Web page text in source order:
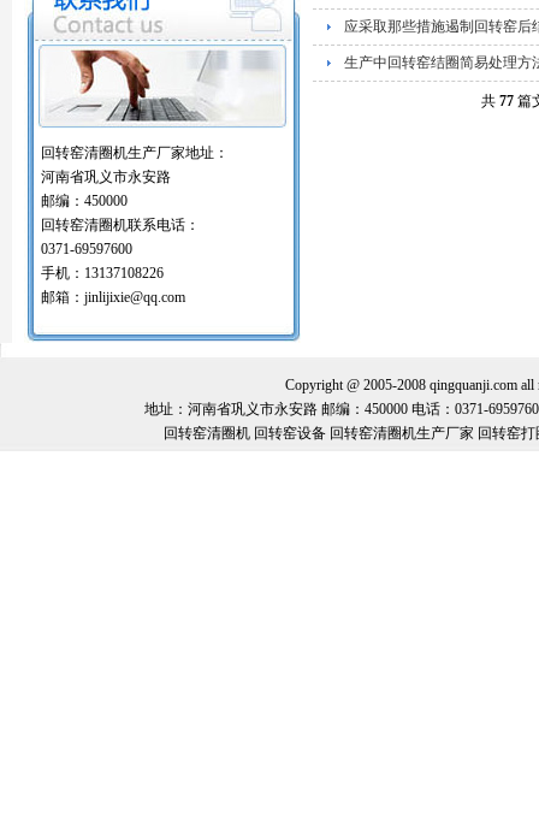
活性石灰回转窑清圈机
窑内一至二十八米窑结圈处理机
回转窑结圈处理专用设备/清圈机/打圈机…
石油支撑剂陶粒砂回转窑清圈机
海棉铁回转窑清圈机
氧化铝熟料回转窑清圈机
莫来石回转窑清圈机
特种水泥回转窑打圈机
褐铁矿回转窑清窑机
赤铁矿回转窑清圈机
氧化镁回转窑清圈机
氧化锌回转窑清圈机
红土镍矿回转窑打圈机
铝矾土回转窑清圈机
窑内一至二十八米窑结圈处理机
回转窑结圈处理专用设备/清圈机/打圈机…
石油支撑剂陶粒砂回转窑清圈机
回转窑清圈机生产厂家地址：
河南省巩义市永安路
邮编：450000
回转窑清圈机联系电话：
0371-69597600
手机：13137108226
邮箱：jinlijixie@qq.com
应采取那些措施遏制回转窑后
生产中回转窑结圈简易处理方
共77 篇
Copyright @ 2005-2008 qingquanji.com
地址：河南省巩义市永安路 邮编：450000 电话：0371-
回转窑清圈机 回转窑设备 回转窑清圈机生产厂家 回转窑